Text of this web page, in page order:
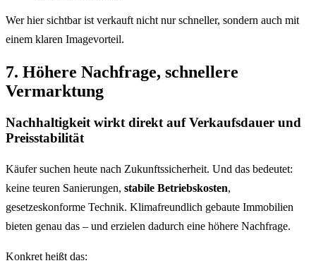
Wer hier sichtbar ist verkauft nicht nur schneller, sondern auch mit
einem klaren Imagevorteil.
7. Höhere Nachfrage, schnellere
Vermarktung
Nachhaltigkeit wirkt direkt auf Verkaufsdauer und
Preisstabilität
Käufer suchen heute nach Zukunftssicherheit. Und das bedeutet:
keine teuren Sanierungen, stabile Betriebskosten,
gesetzeskonforme Technik. Klimafreundlich gebaute Immobilien
bieten genau das – und erzielen dadurch eine höhere Nachfrage.
Konkret heißt das: